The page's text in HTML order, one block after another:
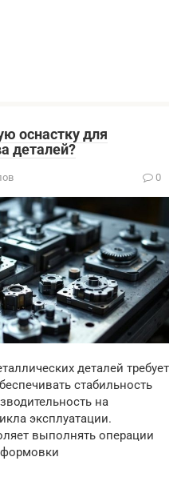
оснастку для
деталей?
0
деталей требует
стабильность
на
эксплуатации.
выполнять операции